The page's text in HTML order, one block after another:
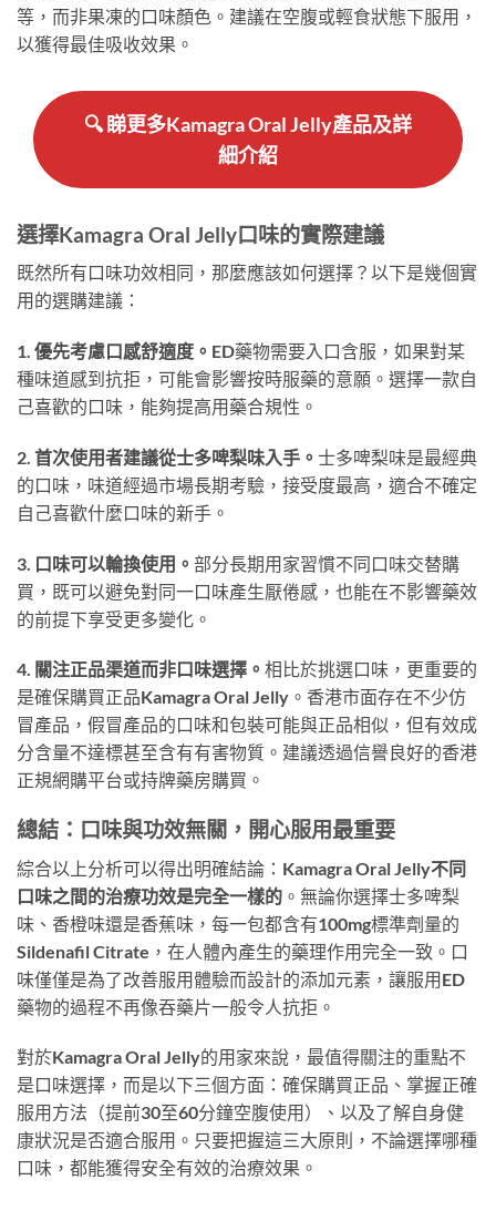
等，而非果凍的口味顏色。建議在空腹或輕食狀態下服用，
以獲得最佳吸收效果。
🔍 睇更多Kamagra Oral Jelly產品及詳
細介紹
選擇Kamagra Oral Jelly口味的實際建議
既然所有口味功效相同，那麼應該如何選擇？以下是幾個實
用的選購建議：
1. 優先考慮口感舒適度。 ED藥物需要入口含服，如果對某
種味道感到抗拒，可能會影響按時服藥的意願。選擇一款自
己喜歡的口味，能夠提高用藥合規性。
2. 首次使用者建議從士多啤梨味入手。 士多啤梨味是最經典
的口味，味道經過市場長期考驗，接受度最高，適合不確定
自己喜歡什麼口味的新手。
3. 口味可以輪換使用。 部分長期用家習慣不同口味交替購
買，既可以避免對同一口味產生厭倦感，也能在不影響藥效
的前提下享受更多變化。
4. 關注正品渠道而非口味選擇。 相比於挑選口味，更重要的
是確保購買正品Kamagra Oral Jelly。香港市面存在不少仿
冒產品，假冒產品的口味和包裝可能與正品相似，但有效成
分含量不達標甚至含有有害物質。建議透過信譽良好的香港
正規網購平台或持牌藥房購買。
總結：口味與功效無關，開心服用最重要
綜合以上分析可以得出明確結論： Kamagra Oral Jelly不同
口味之間的治療功效是完全一樣的 。無論你選擇士多啤梨
味、香橙味還是香蕉味，每一包都含有100mg標準劑量的
Sildenafil Citrate，在人體內產生的藥理作用完全一致。口
味僅僅是為了改善服用體驗而設計的添加元素，讓服用ED
藥物的過程不再像吞藥片一般令人抗拒。
對於Kamagra Oral Jelly的用家來說，最值得關注的重點不
是口味選擇，而是以下三個方面：確保購買正品、掌握正確
服用方法（提前30至60分鐘空腹使用）、以及了解自身健
康狀況是否適合服用。只要把握這三大原則，不論選擇哪種
口味，都能獲得安全有效的治療效果。